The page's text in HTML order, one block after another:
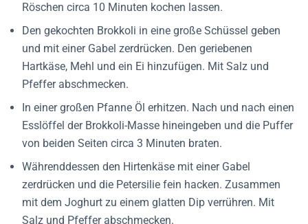
Röschen circa 10 Minuten kochen lassen.
Den gekochten Brokkoli in eine große Schüssel geben
und mit einer Gabel zerdrücken. Den geriebenen
Hartkäse, Mehl und ein Ei hinzufügen. Mit Salz und
Pfeffer abschmecken.
In einer großen Pfanne Öl erhitzen. Nach und nach einen
Esslöffel der Brokkoli-Masse hineingeben und die Puffer
von beiden Seiten circa 3 Minuten braten.
Währenddessen den Hirtenkäse mit einer Gabel
zerdrücken und die Petersilie fein hacken. Zusammen
mit dem Joghurt zu einem glatten Dip verrühren. Mit
Salz und Pfeffer abschmecken.